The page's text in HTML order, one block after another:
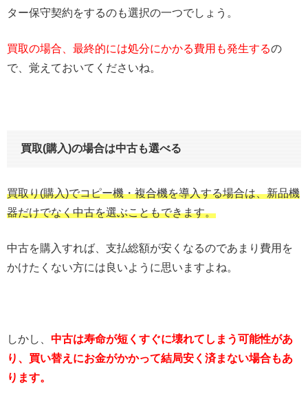
ター保守契約をするのも選択の一つでしょう。
買取の場合、最終的には処分にかかる費用も発生するの
で、覚えておいてくださいね。
買取(購入)の場合は中古も選べる
買取り(購入)でコピー機・複合機を導入する場合は、新品機
器だけでなく中古を選ぶこともできます。
中古を購入すれば、支払総額が安くなるのであまり費用を
かけたくない方には良いように思いますよね。
しかし、 中古は寿命が短くすぐに壊れてしまう可能性があ
り、買い替えにお金がかかって結局安く済まない場合もあ
ります。